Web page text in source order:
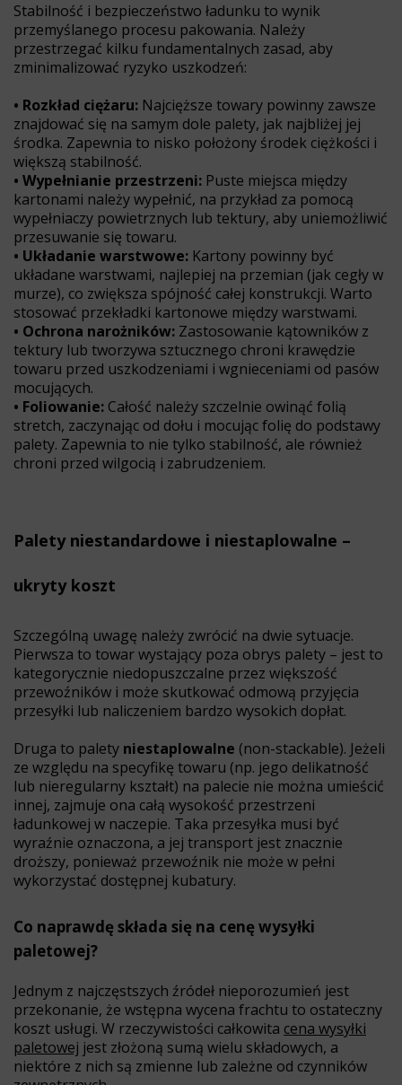
Stabilność i bezpieczeństwo ładunku to wynik
przemyślanego procesu pakowania. Należy
przestrzegać kilku fundamentalnych zasad, aby
zminimalizować ryzyko uszkodzeń:
• Rozkład ciężaru: Najcięższe towary powinny zawsze
znajdować się na samym dole palety, jak najbliżej jej
środka. Zapewnia to nisko położony środek ciężkości i
większą stabilność.
• Wypełnianie przestrzeni: Puste miejsca między
kartonami należy wypełnić, na przykład za pomocą
wypełniaczy powietrznych lub tektury, aby uniemożliwić
przesuwanie się towaru.
• Układanie warstwowe: Kartony powinny być
układane warstwami, najlepiej na przemian (jak cegły w
murze), co zwiększa spójność całej konstrukcji. Warto
stosować przekładki kartonowe między warstwami.
• Ochrona narożników: Zastosowanie kątowników z
tektury lub tworzywa sztucznego chroni krawędzie
towaru przed uszkodzeniami i wgnieceniami od pasów
mocujących.
• Foliowanie: Całość należy szczelnie owinąć folią
stretch, zaczynając od dołu i mocując folię do podstawy
palety. Zapewnia to nie tylko stabilność, ale również
chroni przed wilgocią i zabrudzeniem.
Palety niestandardowe i niestaplowalne –
ukryty koszt
Szczególną uwagę należy zwrócić na dwie sytuacje.
Pierwsza to towar wystający poza obrys palety – jest to
kategorycznie niedopuszczalne przez większość
przewoźników i może skutkować odmową przyjęcia
przesyłki lub naliczeniem bardzo wysokich dopłat.
Druga to palety niestaplowalne (non-stackable). Jeżeli
ze względu na specyfikę towaru (np. jego delikatność
lub nieregularny kształt) na palecie nie można umieścić
innej, zajmuje ona całą wysokość przestrzeni
ładunkowej w naczepie. Taka przesyłka musi być
wyraźnie oznaczona, a jej transport jest znacznie
droższy, ponieważ przewoźnik nie może w pełni
wykorzystać dostępnej kubatury.
Co naprawdę składa się na cenę wysyłki
paletowej?
Jednym z najczęstszych źródeł nieporozumień jest
przekonanie, że wstępna wycena frachtu to ostateczny
koszt usługi. W rzeczywistości całkowita cena wysyłki
paletowej jest złożoną sumą wielu składowych, a
niektóre z nich są zmienne lub zależne od czynników